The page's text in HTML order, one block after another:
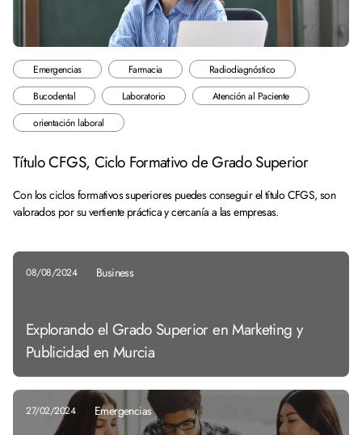
Emergencias Farmacia
Radiodiagnóstico
Bucodental
Laboratorio
Atención al Paciente
orientación laboral
Título CFGS, Ciclo Formativo de Grado Superior
Con los ciclos formativos superiores puedes conseguir el título CFGS, son
valorados por su vertiente práctica y cercanía a las empresas.
08/08/2024 Business
Explorando el Grado Superior en Marketing y
Publicidad en Murcia
27/02/2024 Emergencias